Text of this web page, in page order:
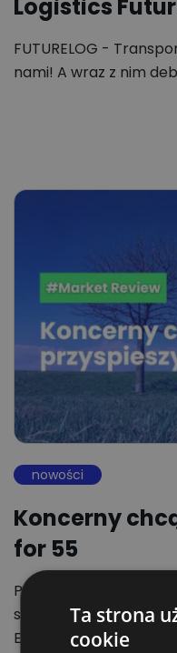
Logistics
FUTURELOG -
nami! A wraz z nim
nowości
Koncerny
for 55
Producenci i
szybkich zmian
Europejskiego
Ta strona
cookie